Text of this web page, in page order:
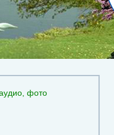
фото